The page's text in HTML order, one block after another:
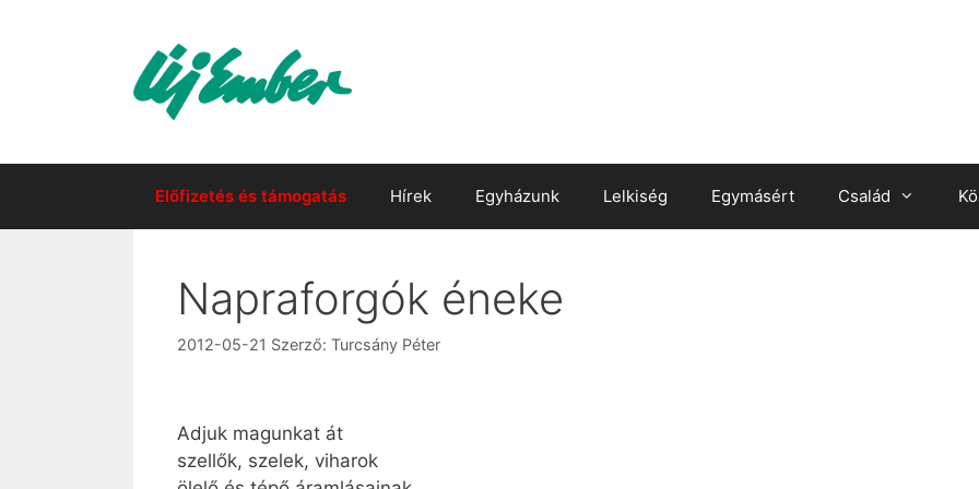
Előfizetés és támogatás Hírek Egyházunk Lelkiség Egymásért Család
Napraforgók éneke
2012-05-21 Szerző: Turcsány Péter
Adjuk magunkat át
szellők, szelek, viharok